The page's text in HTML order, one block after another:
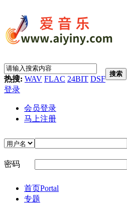
热搜: WAV FLAC 24BIT DSF
搜索
登录
会员登录
马上注册
密码
首页Portal
专题